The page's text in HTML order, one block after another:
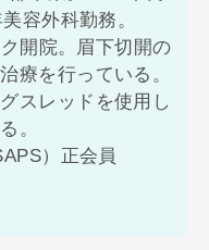
容外科勤務。
開院。眉下切開の
療を行っている。
スレッドを使用し
。
）正会員